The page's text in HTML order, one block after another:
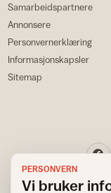
Samarbeidspartnere
Annonsere
Personvernerklæring
Informasjonskapsler
Sitemap
PERSONVERN
Vi bruker